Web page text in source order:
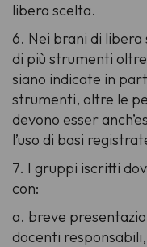
libera scelta.
6. Nei brani di libera
di più strumenti
siano indicate in
strumenti, oltre le
devono esser
l’uso di basi
7. I gruppi iscritti
con:
a. breve
docenti responsabili,